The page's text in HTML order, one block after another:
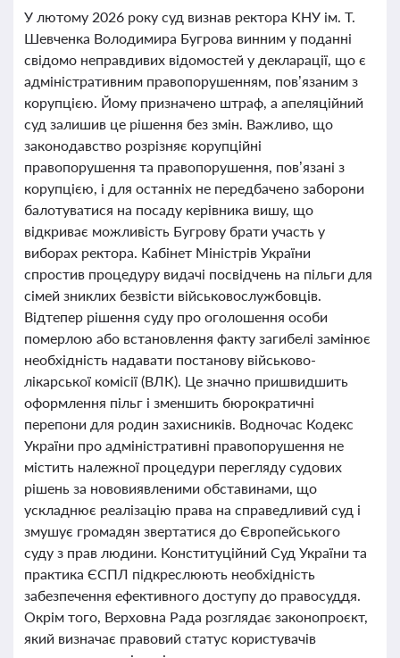
У лютому 2026 року суд визнав ректора КНУ ім. Т.
Шевченка Володимира Бугрова винним у поданні
свідомо неправдивих відомостей у декларації, що є
адміністративним правопорушенням, пов’язаним з
корупцією. Йому призначено штраф, а апеляційний
суд залишив це рішення без змін. Важливо, що
законодавство розрізняє корупційні
правопорушення та правопорушення, пов’язані з
корупцією, і для останніх не передбачено заборони
балотуватися на посаду керівника вишу, що
відкриває можливість Бугрову брати участь у
виборах ректора. Кабінет Міністрів України
спростив процедуру видачі посвідчень на пільги для
сімей зниклих безвісти військовослужбовців.
Відтепер рішення суду про оголошення особи
померлою або встановлення факту загибелі замінює
необхідність надавати постанову військово-
лікарської комісії (ВЛК). Це значно пришвидшить
оформлення пільг і зменшить бюрократичні
перепони для родин захисників. Водночас Кодекс
України про адміністративні правопорушення не
містить належної процедури перегляду судових
рішень за нововиявленими обставинами, що
ускладнює реалізацію права на справедливий суд і
змушує громадян звертатися до Європейського
суду з прав людини. Конституційний Суд України та
практика ЄСПЛ підкреслюють необхідність
забезпечення ефективного доступу до правосуддя.
Окрім того, Верховна Рада розглядає законопроєкт,
який визначає правовий статус користувачів